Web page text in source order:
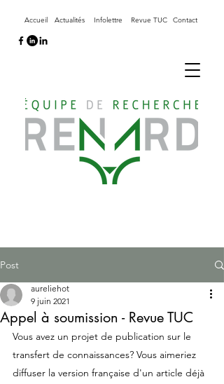
Accueil Actualités Infolettre Revue TUC Contact
Post
Appel à soumission - Revue TUC
aureliehot
9 juin 2021
Vous avez un projet de publication sur le
transfert de connaissances? Vous aimeriez
diffuser la version française d'un article déjà